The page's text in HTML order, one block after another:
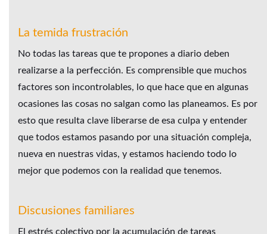
La temida frustración
No todas las tareas que te propones a diario deben
realizarse a la perfección. Es comprensible que muchos
factores son incontrolables, lo que hace que en algunas
ocasiones las cosas no salgan como las planeamos. Es por
esto que resulta clave liberarse de esa culpa y entender
que todos estamos pasando por una situación compleja,
nueva en nuestras vidas, y estamos haciendo todo lo
mejor que podemos con la realidad que tenemos.
Discusiones familiares
El estrés colectivo por la acumulación de tareas